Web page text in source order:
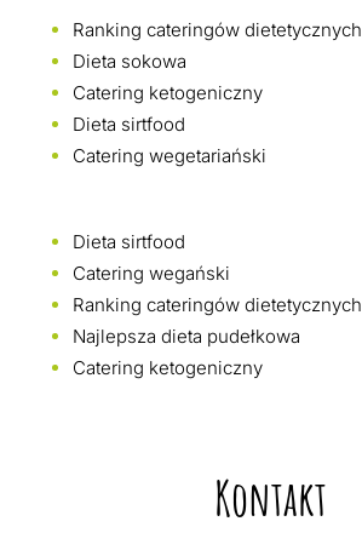
Ranking cateringów dietetycznych
Dieta sokowa
Catering ketogeniczny
Dieta sirtfood
Catering wegetariański
Dieta sirtfood
Catering wegański
Ranking cateringów dietetycznych
Najlepsza dieta pudełkowa
Catering ketogeniczny
Kontakt